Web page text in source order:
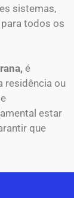
sistemas,
todos os
é
residência ou
estar
que